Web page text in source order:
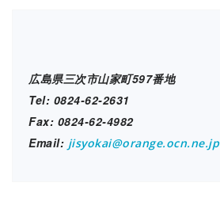
広島県三次市山家町597番地
Tel: 0824-62-2631
Fax: 0824-62-4982
Email: jisyokai@orange.ocn.ne.jp